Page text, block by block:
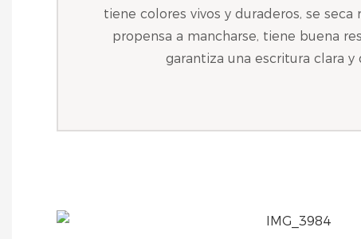
tiene colores vivos y duraderos, se seca
propensa a mancharse, tiene buena
garantiza una escritura clara y